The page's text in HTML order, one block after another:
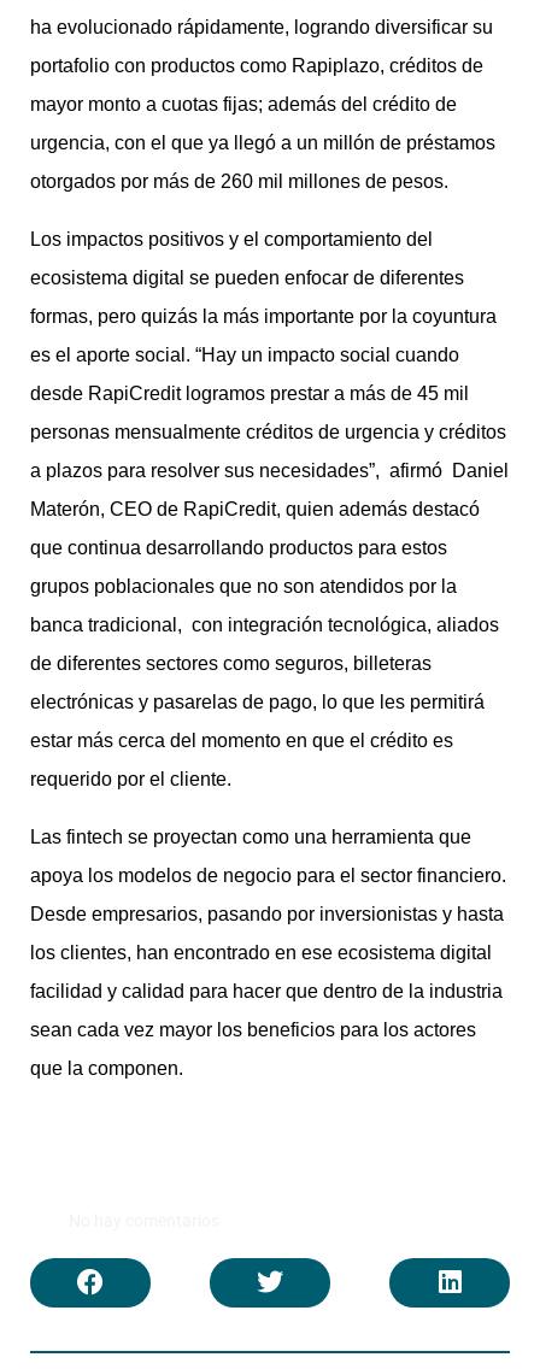
ha evolucionado rápidamente, logrando diversificar su
portafolio con productos como Rapiplazo, créditos de
mayor monto a cuotas fijas; además del crédito de
urgencia, con el que ya llegó a un millón de préstamos
otorgados por más de 260 mil millones de pesos.
Los impactos positivos y el comportamiento del
ecosistema digital se pueden enfocar de diferentes
formas, pero quizás la más importante por la coyuntura
es el aporte social. “Hay un impacto social cuando
desde RapiCredit logramos prestar a más de 45 mil
personas mensualmente créditos de urgencia y créditos
a plazos para resolver sus necesidades”, afirmó Daniel
Materón, CEO de RapiCredit, quien además destacó
que continua desarrollando productos para estos
grupos poblacionales que no son atendidos por la
banca tradicional, con integración tecnológica, aliados
de diferentes sectores como seguros, billeteras
electrónicas y pasarelas de pago, lo que les permitirá
estar más cerca del momento en que el crédito es
requerido por el cliente.
Las fintech se proyectan como una herramienta que
apoya los modelos de negocio para el sector financiero.
Desde empresarios, pasando por inversionistas y hasta
los clientes, han encontrado en ese ecosistema digital
facilidad y calidad para hacer que dentro de la industria
sean cada vez mayor los beneficios para los actores
que la componen.